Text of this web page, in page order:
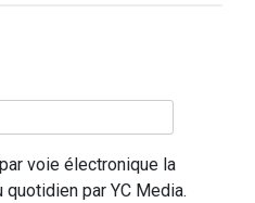
voie électronique la
par YC Media.